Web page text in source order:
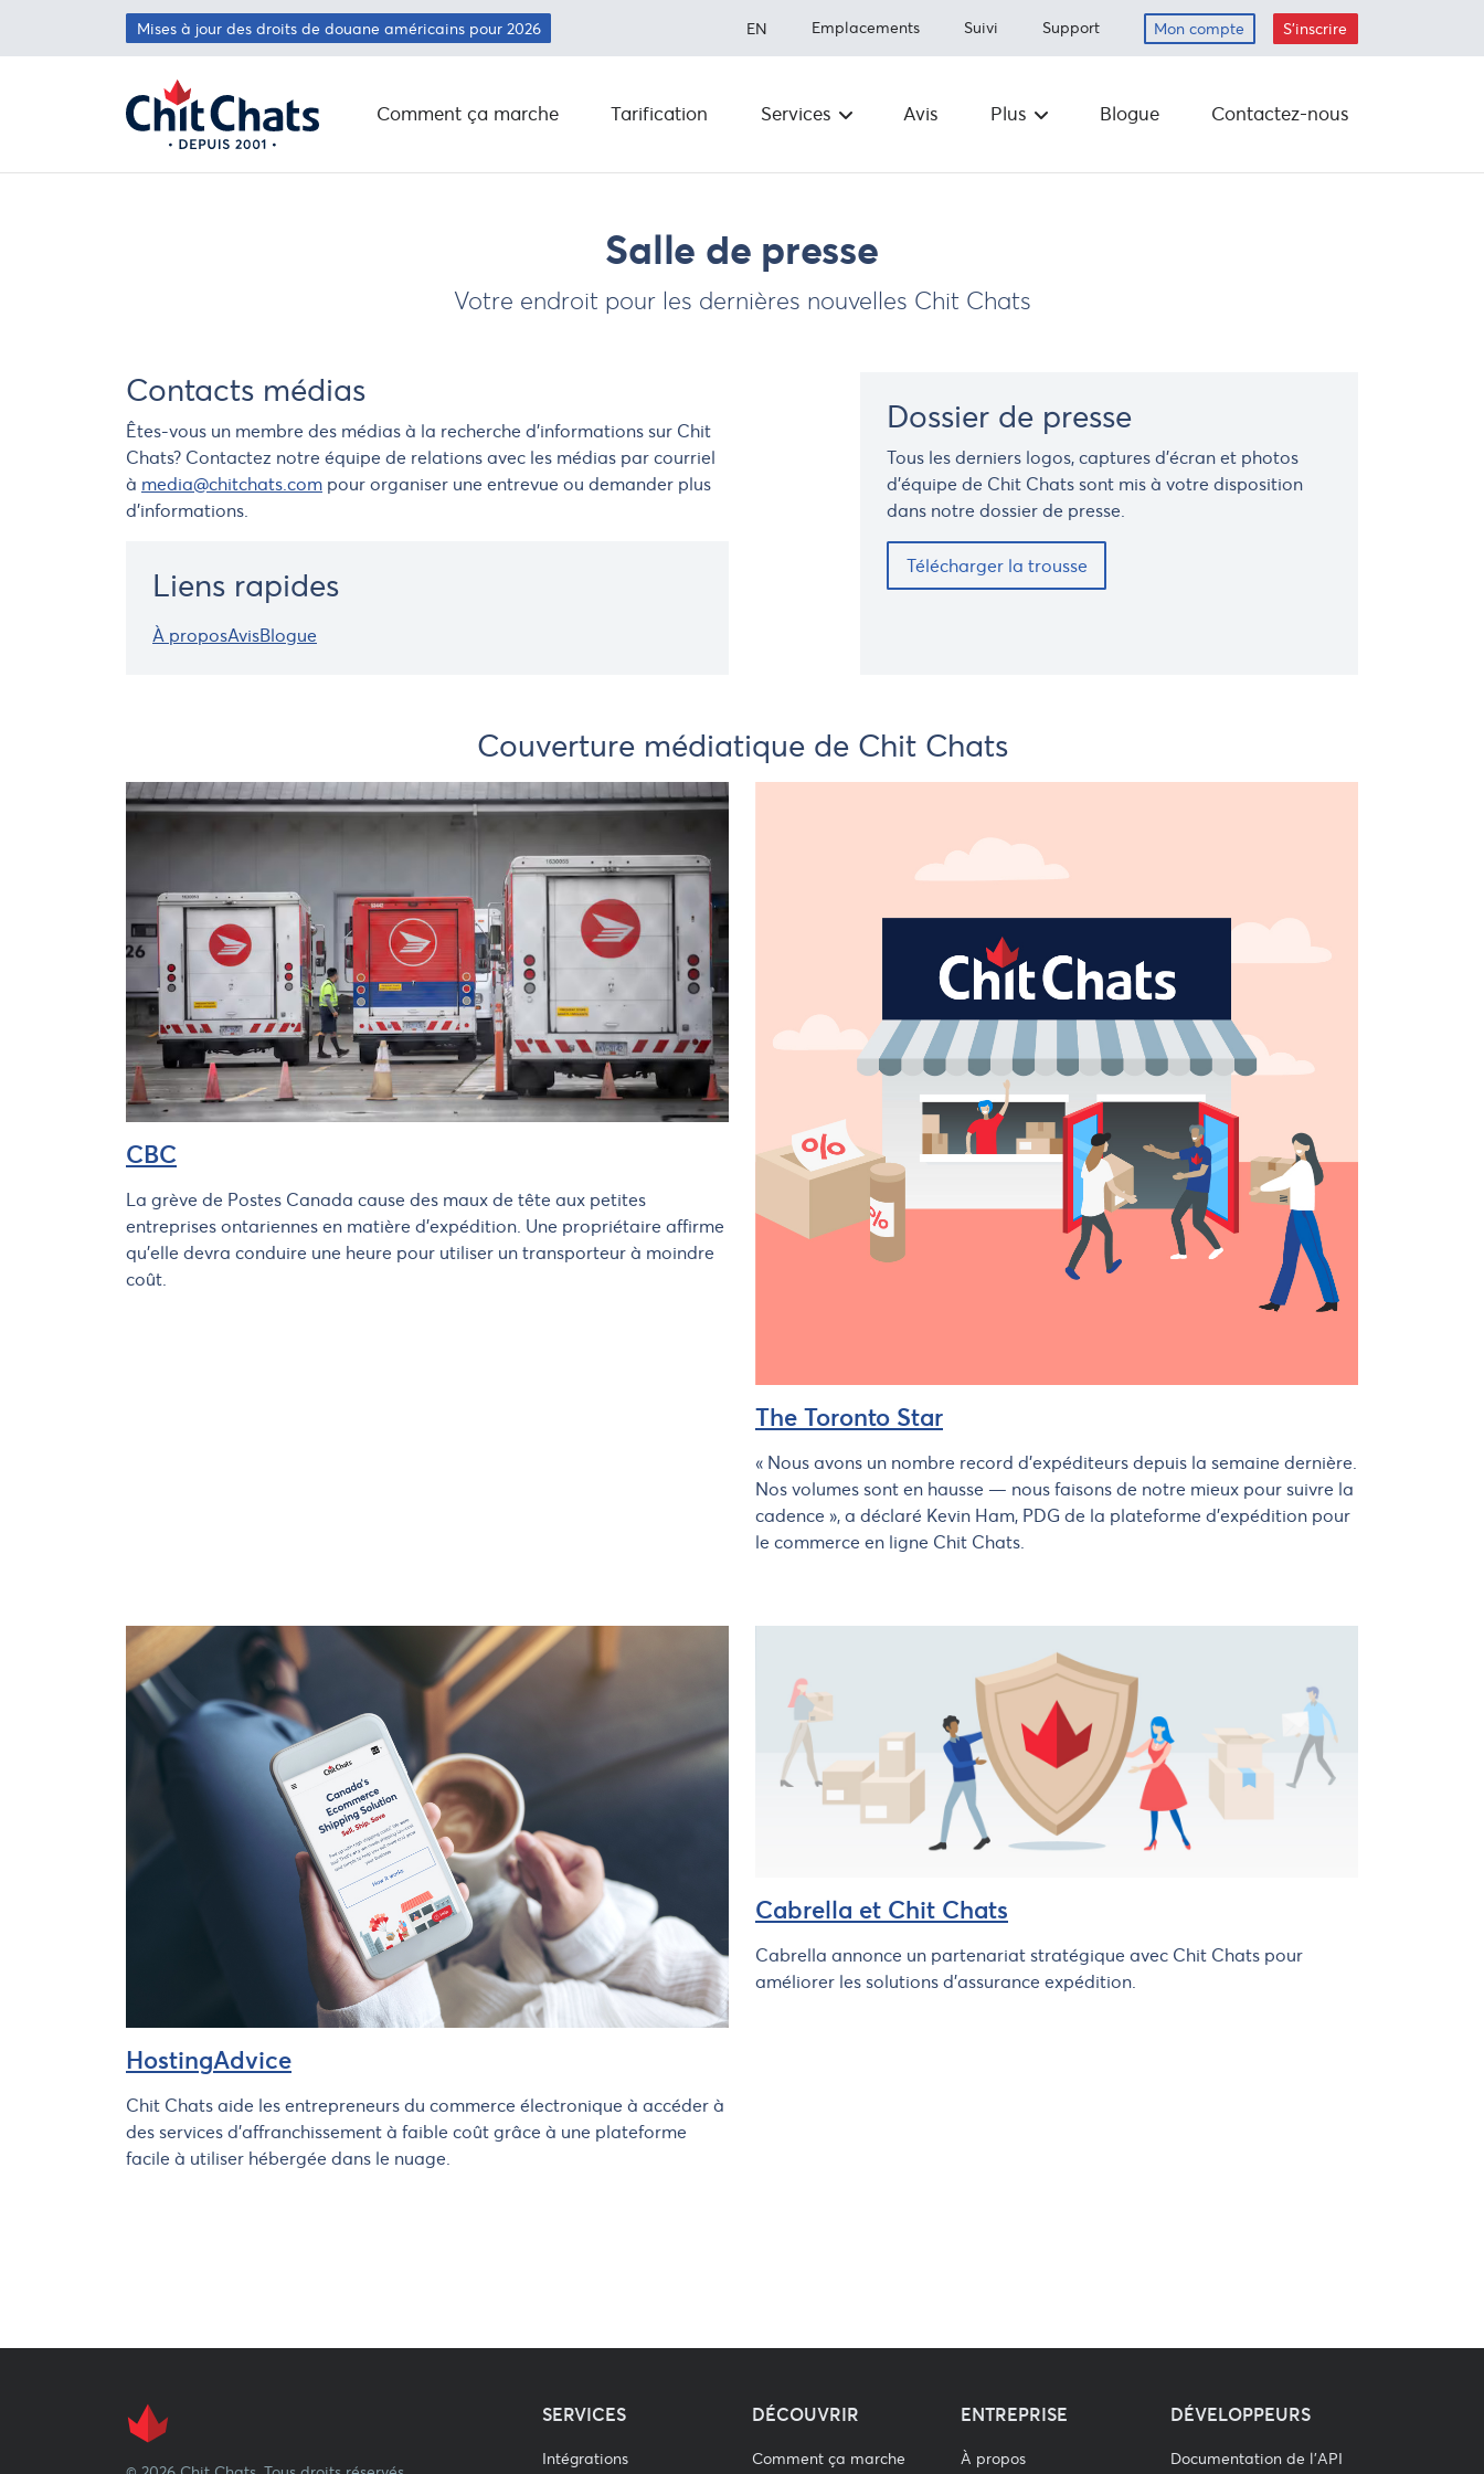
Passer au contenu principal
Mises à jour des droits de douane américains pour 2026 EN Emplacements Suivi Support Mon compte S'inscrire
Comment ça marche Tarification Services
Expédition au Canada
Économisez plus de 50 % sur
l'expédition
Avis Plus
À propos
Programme de
parrainage
Carrières
La responsabilité
Fournitures
d'expédition
Blogue Contactez-nous
Salle de presse
Votre endroit pour les dernières nouvelles Chit Chats
Contacts médias
Êtes-vous un membre des médias à la recherche d'informations sur Chit
Chats? Contactez notre équipe de relations avec les médias par courriel
à media@chitchats.com pour organiser une entrevue ou demander plus
d'informations.
Liens rapides
À proposAvisBlogue
Dossier de presse
Tous les derniers logos, captures d'écran et photos
d'équipe de Chit Chats sont mis à votre disposition
dans notre dossier de presse.
Télécharger la trousse
Couverture médiatique de Chit Chats
CBC
La grève de Postes Canada cause des maux de tête aux petites
entreprises ontariennes en matière d’expédition. Une propriétaire affirme
qu’elle devra conduire une heure pour utiliser un transporteur à moindre
coût.
The Toronto Star
« Nous avons un nombre record d’expéditeurs depuis la semaine dernière.
Nos volumes sont en hausse — nous faisons de notre mieux pour suivre la
cadence », a déclaré Kevin Ham, PDG de la plateforme d’expédition pour
le commerce en ligne Chit Chats.
HostingAdvice
Chit Chats aide les entrepreneurs du commerce électronique à accéder à
des services d'affranchissement à faible coût grâce à une plateforme
facile à utiliser hébergée dans le nuage.
Cabrella et Chit Chats
Cabrella annonce un partenariat stratégique avec Chit Chats pour
améliorer les solutions d'assurance expédition.
SERVICES
Intégrations
DÉCOUVRIR
Comment ça marche
ENTREPRISE
À propos
DÉVELOPPEURS
Documentation de l'API